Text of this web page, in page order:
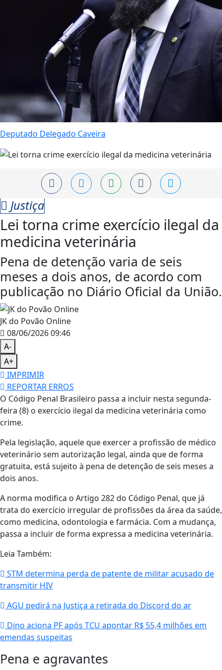
Deputado Delegado Caveira
Justiça
Lei torna crime exercício ilegal da
medicina veterinária
Pena de detenção varia de seis
meses a dois anos, de acordo com
publicação no Diário Oficial da União.
JK do Povão Online
08/06/2026 09:46
A-
A+
IMPRIMIR
REPORTAR ERROS
O Código Penal Brasileiro passa a incluir nesta segunda-
feira (8) o exercício ilegal da medicina veterinária como
crime.
Pela legislação, aquele que exercer a profissão de médico
veterinário sem autorização legal, ainda que de forma
gratuita, está sujeito à pena de detenção de seis meses a
dois anos.
A norma modifica o Artigo 282 do Código Penal, que já
trata do exercício irregular de profissões da área da saúde,
como medicina, odontologia e farmácia. Com a mudança,
passa a incluir de forma expressa a medicina veterinária.
Leia Também:
STM determina perda de patente de militar acusado de
transmitir HIV
AGU pedirá na Justiça a retirada do Discord do ar
Dino aciona PF após TCU apontar R$ 55,4 milhões em
emendas suspeitas
Pena e agravantes